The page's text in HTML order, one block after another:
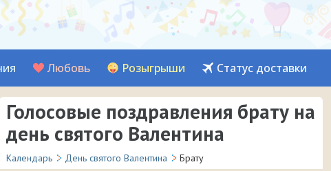
Любовь Розыгрыши Статус доставки
Голосовые поздравления брату на
день святого Валентина
Календарь День святого Валентина Брату